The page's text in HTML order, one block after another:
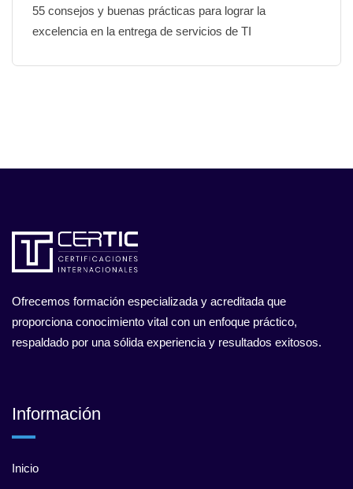
55 consejos y buenas prácticas para lograr la
excelencia en la entrega de servicios de TI
Ofrecemos formación especializada y acreditada que
proporciona conocimiento vital con un enfoque práctico,
respaldado por una sólida experiencia y resultados exitosos.
Información
Inicio